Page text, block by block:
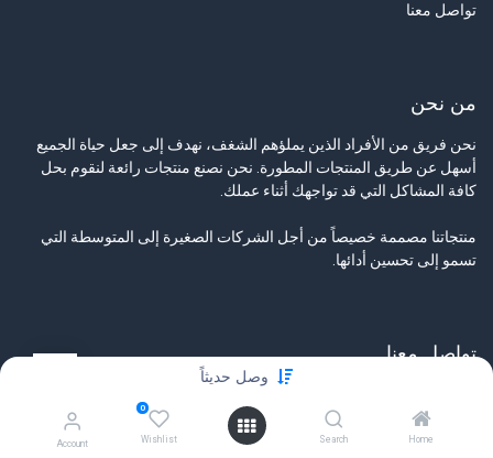
وصل حديثاً
Home
Search
0
Wishlist
Account
تواصل معنا
من نحن
نحن فريق من الأفراد الذين يملؤهم الشغف، نهدف إلى جعل حياة الجميع
أسهل عن طريق المنتجات المطورة. نحن نصنع منتجات رائعة لنقوم بحل
كافة المشاكل التي قد تواجهك أثناء عملك.
منتجاتنا مصممة خصيصاً من أجل الشركات الصغيرة إلى المتوسطة التي
تسمو إلى تحسين أدائها.
تواصل معنا
info@tamyeezsecurity.com
+974 4488 4600